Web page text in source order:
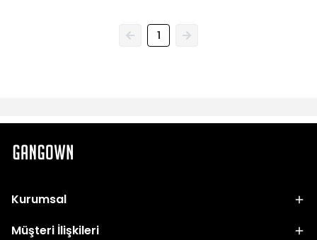
1
Kurumsal
Müşteri İlişkileri